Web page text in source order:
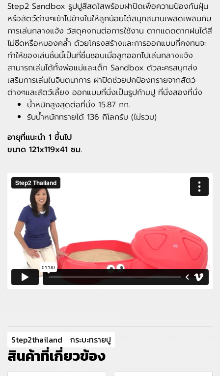
Step2 Sandbox รูปปูสีสดใสพร้อมฝาปิดเพื่อความป้องกันฝุ่น
หรือสัตว์ต่างๆเข้าไปข้างในให้ลูกน้อยได้สนุกสนานเพลิดเพลินกับ
การเล่นกลางแจ้ง วัสดุคงทนต่อการใช้งาน ตากแดดตากฝนได้สี
ไม่ซีดหรือหมองคล้ำ ด้วยโครงสร้างและการออกแบบที่คงทนจะ
ทำให้ของเล่นชิ้นนี้เป็นที่ชื่นชอบเมื่อลูกออกไปเล่นกลางแจ้ง
สามารถเล่นได้ทั้งพ่อแม่และเด็ก Sandbox ตัวละครสนุกส่ง
เสริมการเล่นในจินตนาการ ฝาปิดช่วยปกป้องทรายจากสัตว์
ต่างๆและสัตว์เลี้ยง ออกแบบที่นั่งเป็นรูปก้ามปู ที่นั่งสองที่นั่ง
น้ำหนักสูงสุดต่อที่นั่ง 15.87 กก.
รับน้ำหนักทรายได้ 136 กิโลกรัม (ไม่รวม)
อายุที่แนะนำ 1 ขึ้นไป
ขนาด 121x119x41 ซม.
Step2thailand กระบะทรายปู
สินค้าที่เกี่ยวข้อง